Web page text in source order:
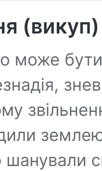
(викуп)
може бути
шанували